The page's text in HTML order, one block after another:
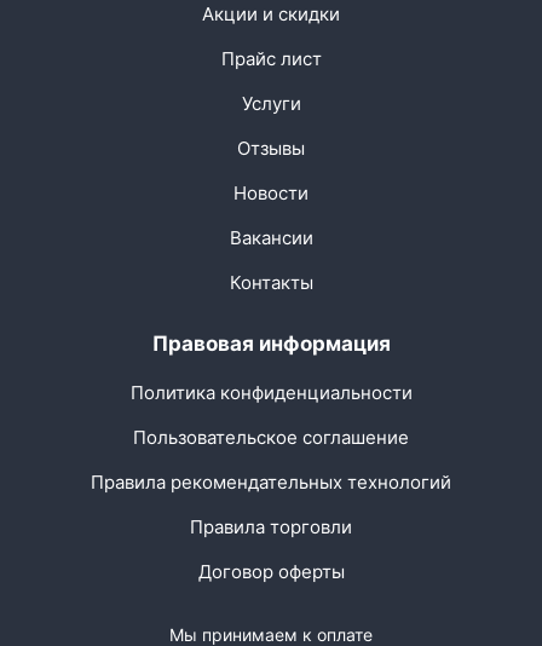
Акции и скидки
Прайс лист
Услуги
Отзывы
Новости
Вакансии
Контакты
Правовая информация
Политика конфиденциальности
Пользовательское соглашение
Правила рекомендательных технологий
Правила торговли
Договор оферты
Мы принимаем к оплате